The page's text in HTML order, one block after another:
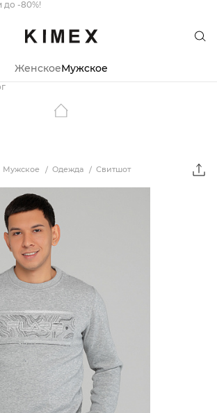
до -80%!
ЖенскоеМужское
Мужское Одежда Свитшот